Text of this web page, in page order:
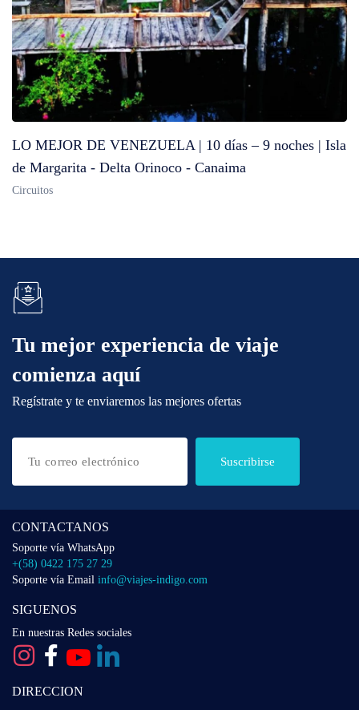
LO MEJOR DE VENEZUELA | 10 días – 9 noches | Isla
de Margarita - Delta Orinoco - Canaima
Circuitos
Tu mejor experiencia de viaje
comienza aquí
Regístrate y te enviaremos las mejores ofertas
Suscribirse
CONTACTANOS
Soporte vía WhatsApp
+(58) 0422 175 27 29
Soporte vía Email info@viajes-indigo.com
SIGUENOS
En nuestras Redes sociales
DIRECCION